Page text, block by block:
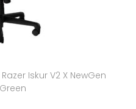
Iskur V2 X NewGen